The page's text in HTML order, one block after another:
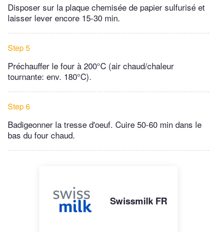
Disposer sur la plaque chemisée de papier sulfurisé et
laisser lever encore 15-30 min.
Step 5
Préchauffer le four à 200°C (air chaud/chaleur
tournante: env. 180°C).
Step 6
Badigeonner la tresse d'oeuf. Cuire 50-60 min dans le
bas du four chaud.
Swissmilk FR